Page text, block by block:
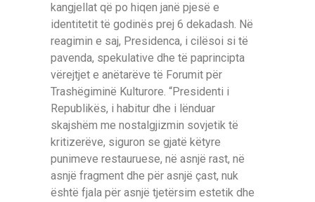
kangjellat që po hiqen janë pjesë e
identitetit të godinës prej 6 dekadash. Në
reagimin e saj, Presidenca, i cilësoi si të
pavenda, spekulative dhe të paprincipta
vërejtjet e anëtarëve të Forumit për
Trashëgiminë Kulturore. “Presidenti i
Republikës, i habitur dhe i lënduar
skajshëm me nostalgjizmin sovjetik të
kritizerëve, siguron se gjatë këtyre
punimeve restauruese, në asnjë rast, në
asnjë fragment dhe për asnjë çast, nuk
është fjala për asnjë tjetërsim estetik dhe